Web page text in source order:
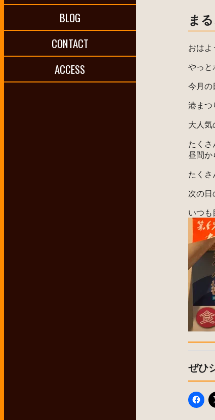
BLOG
CONTACT
ACCESS
ま
おは
やっと
今月の
港まつ
大人
たく
昼間か
たく
次の
いつも
ぜひ